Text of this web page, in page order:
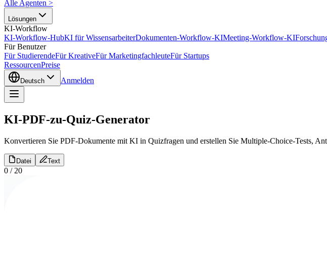
Alle Agenten >
Lösungen
KI-Workflow
KI-Workflow-HubKI für WissensarbeiterDokumenten-Workflow-KIMeeting-Workflow-KI
Für Benutzer
Für StudierendeFür KreativeFür MarketingfachleuteFür Startups
RessourcenPreise
Deutsch Anmelden
KI-PDF-zu-Quiz-Generator
Konvertieren Sie PDF-Dokumente mit KI in Quizfragen und erstellen Sie Multiple-Choice-Tests,
Datei Text
0 / 20